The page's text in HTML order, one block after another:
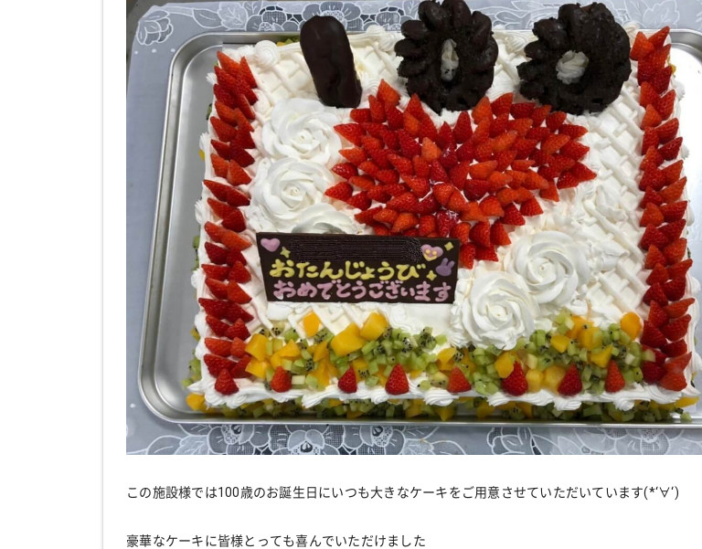
この施設様では100歳のお誕生日にいつも大きなケーキをご用意させていただいています(*‘∀‘)
豪華なケーキに皆様とっても喜んでいただけました